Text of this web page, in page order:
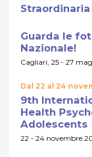
Guarda le
Nazionale!
Cagliari, 25 - 27
Dal 22 al 24
9th
Health
Adolescents
22 - 24 novembre